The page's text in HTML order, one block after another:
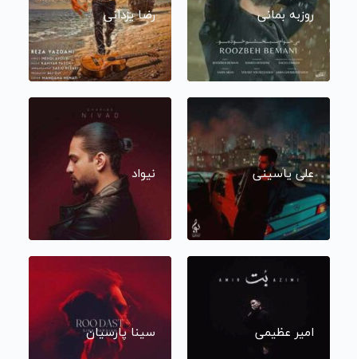
روزبه بمانی رضا یزدانی
علی یاسینی نیواد
امیر عظیمی سینا پارسیان